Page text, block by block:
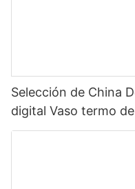
Selección de China
digital Vaso termo
inteligente de acero